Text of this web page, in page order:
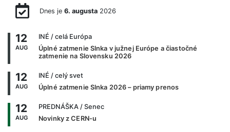
Dnes je 6. augusta2026
12
AUG
INÉ / celá Európa
Úplné zatmenie Slnka v južnej Európe a čiastočné
zatmenie na Slovensku 2026
12
AUG
INÉ / celý svet
Úplné zatmenie Slnka 2026 – priamy prenos
12
AUG
PREDNÁŠKA / Senec
Novinky z CERN-u